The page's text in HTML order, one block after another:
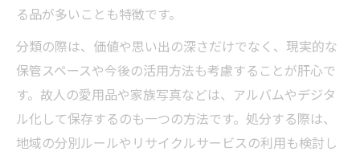
る品が多いことも特徴です。
分類の際は、価値や思い出の深さだけでなく、現実的な
保管スペースや今後の活用方法も考慮することが肝心で
す。故人の愛用品や家族写真などは、アルバムやデジタ
ル化して保存するのも一つの方法です。処分する際は、
地域の分別ルールやリサイクルサービスの利用も検討し